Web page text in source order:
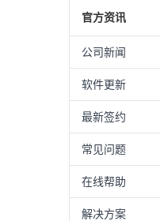
官方资讯
公司新闻
软件更新
最新签约
常见问题
在线帮助
解决方案